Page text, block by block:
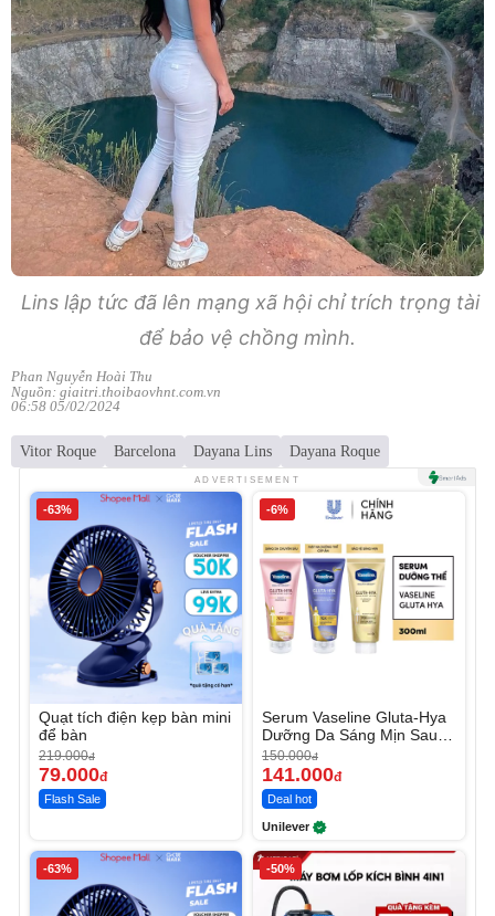
Lins lập tức đã lên mạng xã hội chỉ trích trọng tài
để bảo vệ chồng mình.
Phan Nguyễn Hoài Thu
Nguồn: giaitri.thoibaovhnt.com.vn
06:58 05/02/2024
Vitor Roque Barcelona Dayana Lins Dayana Roque
ADVERTISEMENT
-63%
Quạt tích điện kẹp bàn mini
để bàn
219.000đ
79.000đ
Flash Sale
-6%
Serum Vaseline Gluta-Hya
Dưỡng Da Sáng Mịn Sau 7
Ngày
150.000đ
141.000đ
Deal hot
Unilever
-63% -50%